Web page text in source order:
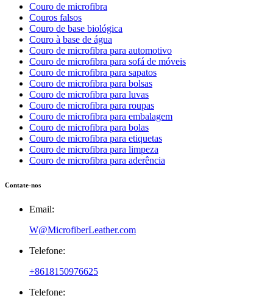
Couro de microfibra
Couros falsos
Couro de base biológica
Couro à base de água
Couro de microfibra para automotivo
Couro de microfibra para sofá de móveis
Couro de microfibra para sapatos
Couro de microfibra para bolsas
Couro de microfibra para luvas
Couro de microfibra para roupas
Couro de microfibra para embalagem
Couro de microfibra para bolas
Couro de microfibra para etiquetas
Couro de microfibra para limpeza
Couro de microfibra para aderência
Contate-nos
Email:
W@MicrofiberLeather.com
Telefone:
+8618150976625
Telefone: